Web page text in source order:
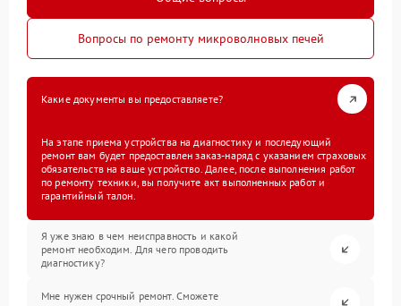
Вопросы по ремонту микроволновых печей
Какие документы вы предоставляете?
На этапе приема устройства на диагностику и последующий
ремонт вам будет предоставлен заказ-наряд с указанием страховых
обязательств на ваше устройство. Далее, после выполнения работ
по ремонту техники, вы получите акт выполненных работ и
гарантийный талон.
Я уже знаю в чем неисправность и какой
ремонт необходим. Для чего проводить
диагностику?
Мне нужен срочный ремонт. Сможете